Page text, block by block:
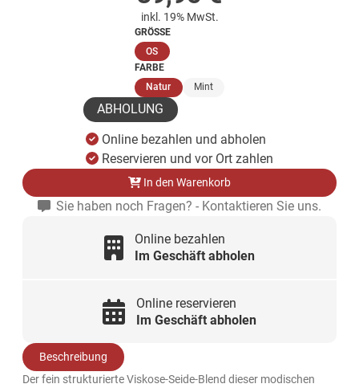
inkl. 19% MwSt.
GRÖSSE
OS(ausgewählt)
FARBE
Natur(ausgewählt)
Mint
ABHOLUNG
Online bezahlen und abholen
Reservieren und vor Ort zahlen
In den Warenkorb
Sie haben noch Fragen? - Kontaktieren Sie uns.
Online bezahlen
Im Geschäft abholen
Online reservieren
Im Geschäft abholen
Beschreibung
Der fein strukturierte Viskose-Seide-Blend dieser modischen